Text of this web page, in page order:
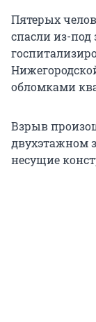
Пятерых
спасли из-под
обломками
Взрыв
двухэтажном
несущие